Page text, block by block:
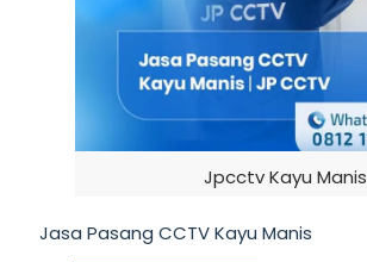
Jpcctv Kayu Manis
Jasa Pasang CCTV Kayu Manis